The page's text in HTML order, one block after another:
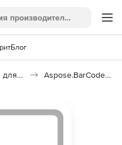
Блог
Программы для разработки ПО Aspose.BarCode Product Family Pack